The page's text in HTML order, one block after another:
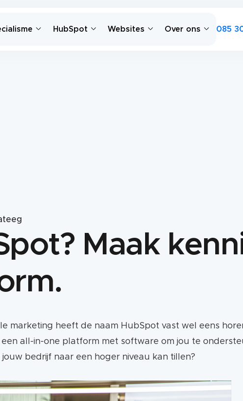
HubSpot Websites Over ons 085
Maak
marketing heeft de naam HubSpot vast wel eens
all-in-one platform met software om jou te
bedrijf naar een hoger niveau kan tillen?